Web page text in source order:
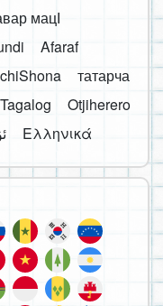
мацӀ
Afaraf
chiShona
татарча
Tagalog
Otjiherero
Ελληνικά